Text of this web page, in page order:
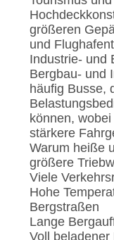
größeren
und
Industrie- und
Bergbau- und
häufig Busse,
können,
stärkere
Warum heiße
größere
Viele
Hohe
Bergstraßen
Lange
Voll beladener